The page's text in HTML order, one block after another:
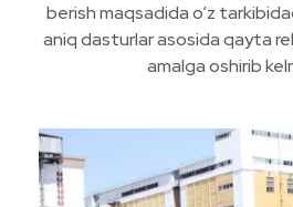
berish maqsadida o‘z
aniq dasturlar asosida qayta
amalga oshirib